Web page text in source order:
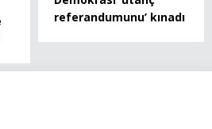
referandumunu’ kınadı